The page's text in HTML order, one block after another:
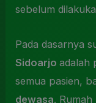
sebelum
Pada dasarnya
Sidoarjoadalah
semua pasien,
dewasa.